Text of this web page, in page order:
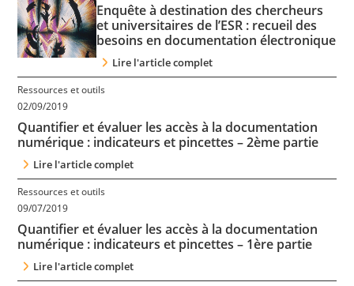
Enquête à destination des chercheurs
et universitaires de l’ESR : recueil des
besoins en documentation électronique
Lire l'article complet
Ressources et outils
02/09/2019
Quantifier et évaluer les accès à la documentation
numérique : indicateurs et pincettes – 2ème partie
Lire l'article complet
Ressources et outils
09/07/2019
Quantifier et évaluer les accès à la documentation
numérique : indicateurs et pincettes – 1ère partie
Lire l'article complet